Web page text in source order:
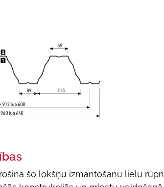
šo lokšņu izmantošanu lielu